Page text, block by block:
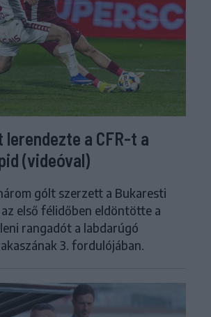
a CFR-t a
(videóval)
gólt szerzett a Bukaresti
az első félidőben eldöntötte a
rangadót a labdarúgó
3. fordulójában.